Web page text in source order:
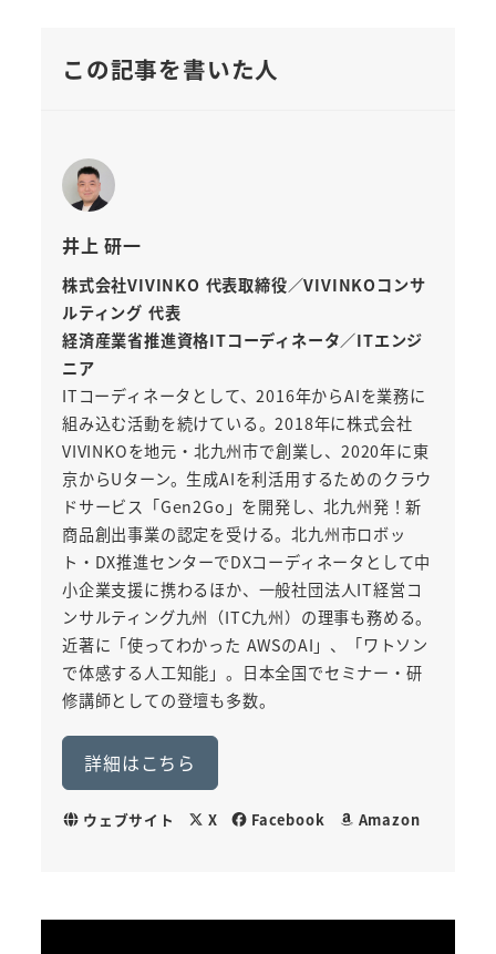
この記事を書いた人
井上 研一
株式会社VIVINKO 代表取締役／VIVINKOコンサ
ルティング 代表
経済産業省推進資格ITコーディネータ／ITエンジ
ニア
ITコーディネータとして、2016年からAIを業務に
組み込む活動を続けている。2018年に株式会社
VIVINKOを地元・北九州市で創業し、2020年に東
京からUターン。生成AIを利活用するためのクラウ
ドサービス「Gen2Go」を開発し、北九州発！新
商品創出事業の認定を受ける。北九州市ロボッ
ト・DX推進センターでDXコーディネータとして中
小企業支援に携わるほか、一般社団法人IT経営コ
ンサルティング九州（ITC九州）の理事も務める。
近著に「使ってわかった AWSのAI」、「ワトソン
で体感する人工知能」。日本全国でセミナー・研
修講師としての登壇も多数。
詳細はこちら
ウェブサイト X Facebook Amazon